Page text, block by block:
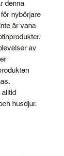
denna
nybörjare
är vana
av
alltid
husdjur.